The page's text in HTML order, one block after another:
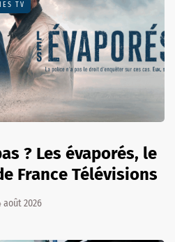
TV
? Les évaporés, le
France Télévisions
août 2026